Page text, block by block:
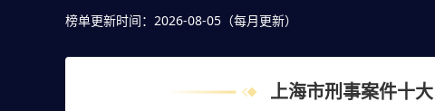
供借鉴参考，想知道刑事案件哪个律师好？您可以多比较，选
榜单更新时间：2026-08-05（每月更新）
上海市刑事案件十